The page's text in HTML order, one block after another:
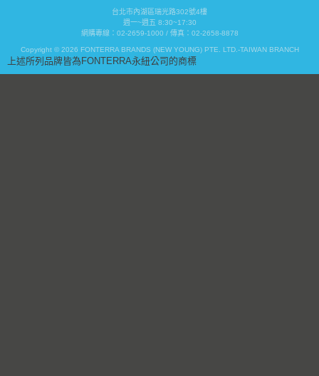
台北市內湖區瑞光路302號4樓
週一~週五 8:30~17:30
網購專線：02-2659-1000 / 傳真：02-2658-8878
Copyright © 2026 FONTERRA BRANDS (NEW YOUNG) PTE. LTD.-TAIWAN BRANCH
上述所列品牌皆為FONTERRA永紐公司的商標